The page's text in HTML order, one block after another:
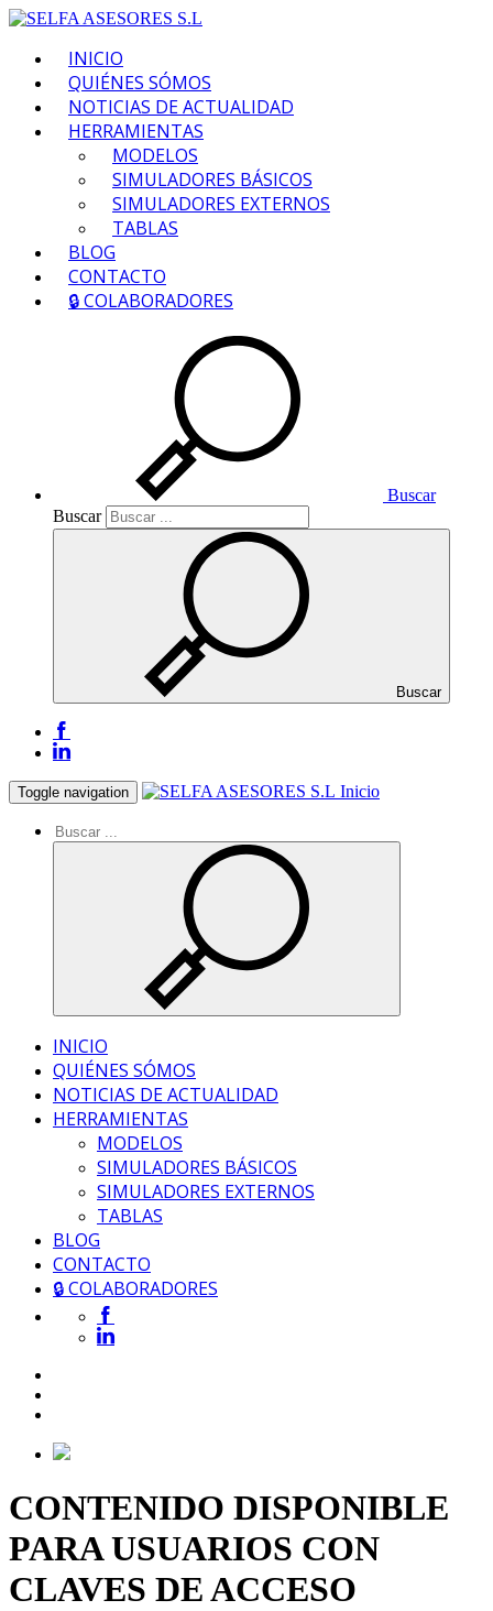
INICIO
QUIÉNES SÓMOS
NOTICIAS DE ACTUALIDAD
HERRAMIENTAS
MODELOS
SIMULADORES BÁSICOS
SIMULADORES EXTERNOS
TABLAS
BLOG
CONTACTO
🔒 COLABORADORES
Buscar
Buscar
Buscar
Toggle navigation Inicio
INICIO
QUIÉNES SÓMOS
NOTICIAS DE ACTUALIDAD
HERRAMIENTAS
MODELOS
SIMULADORES BÁSICOS
SIMULADORES EXTERNOS
TABLAS
BLOG
CONTACTO
🔒 COLABORADORES
CONTENIDO DISPONIBLE
PARA USUARIOS CON
CLAVES DE ACCESO